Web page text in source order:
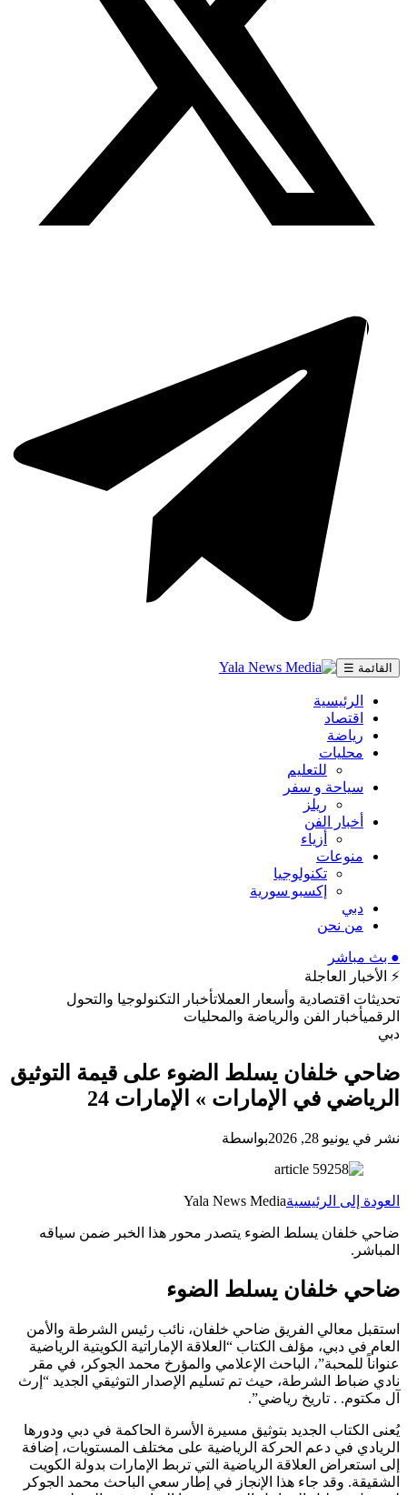
القائمة ☰
الرئيسية
اقتصاد
رياضة
محليات
للتعليم
سياحة و سفر
ريلز
أخبار الفن
أزياء
منوعات
تكنولوجيا
إكسبو سورية
دبي
من نحن
● بث مباشر
⚡ الأخبار العاجلة
تحديثات اقتصادية وأسعار العملاتأخبار التكنولوجيا والتحول
الرقميأخبار الفن والرياضة والمحليات
دبي
ضاحي خلفان يسلط الضوء على قيمة التوثيق
الرياضي في الإمارات » الإمارات 24
نشر في يونيو 28, 2026 بواسطة
العودة إلى الرئيسيةYala News Media
ضاحي خلفان يسلط الضوء يتصدر محور هذا الخبر ضمن سياقه
المباشر.
ضاحي خلفان يسلط الضوء
استقبل معالي الفريق ضاحي خلفان، نائب رئيس الشرطة والأمن
العام في دبي، مؤلف الكتاب “العلاقة الإماراتية الكويتية الرياضية
عنواناً للمحبة”، الباحث الإعلامي والمؤرخ محمد الجوكر، في مقر
نادي ضباط الشرطة، حيث تم تسليم الإصدار التوثيقي الجديد “إرث
آل مكتوم. . تاريخ رياضي”.
يُعنى الكتاب الجديد بتوثيق مسيرة الأسرة الحاكمة في دبي ودورها
الريادي في دعم الحركة الرياضية على مختلف المستويات، إضافة
إلى استعراض العلاقة الرياضية التي تربط الإمارات بدولة الكويت
الشقيقة. وقد جاء هذا الإنجاز في إطار سعي الباحث محمد الجوكر